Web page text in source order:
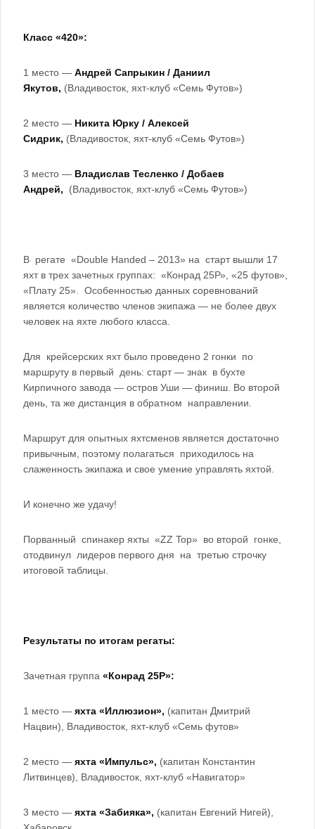
Класс «420»:
1 место — Андрей Сапрыкин / Даниил
Якутов, (Владивосток, яхт-клуб «Семь Футов»)
2 место — Никита Юрку / Алексей
Сидрик, (Владивосток, яхт-клуб «Семь Футов»)
3 место — Владислав Тесленко / Добаев
Андрей, (Владивосток, яхт-клуб «Семь Футов»)
В регате «Double Handed – 2013» на старт вышли 17
яхт в трех зачетных группах: «Конрад 25Р», «25 футов»,
«Плату 25». Особенностью данных соревнований
является количество членов экипажа — не более двух
человек на яхте любого класса.
Для крейсерских яхт было проведено 2 гонки по
маршруту в первый день: старт — знак в бухте
Кирпичного завода — остров Уши — финиш. Во второй
день, та же дистанция в обратном направлении.
Маршрут для опытных яхтсменов является достаточно
привычным, поэтому полагаться приходилось на
слаженность экипажа и свое умение управлять яхтой.
И конечно же удачу!
Порванный спинакер яхты «ZZ Top» во второй гонке,
отодвинул лидеров первого дня на третью строчку
итоговой таблицы.
Результаты по итогам регаты:
Зачетная группа «Конрад 25Р»:
1 место — яхта «Иллюзион», (капитан Дмитрий
Нацвин), Владивосток, яхт-клуб «Семь футов»
2 место — яхта «Импульс», (капитан Константин
Литвинцев), Владивосток, яхт-клуб «Навигатор»
3 место — яхта «Забияка», (капитан Евгений Нигей),